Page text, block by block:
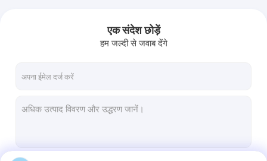
पारस्परिक हड्डी देखा
स्पाइन ड्रिल
एक संदेश छोड़ें
हम जल्दी से जवाब देंगे